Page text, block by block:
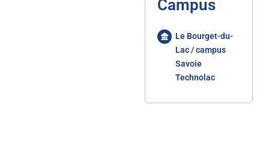
Campus
Le Bourget-du-
Lac / campus
Savoie
Technolac